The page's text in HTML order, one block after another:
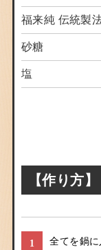
福来純 伝統製
砂糖
塩
【作り方】
1 全てを鍋に